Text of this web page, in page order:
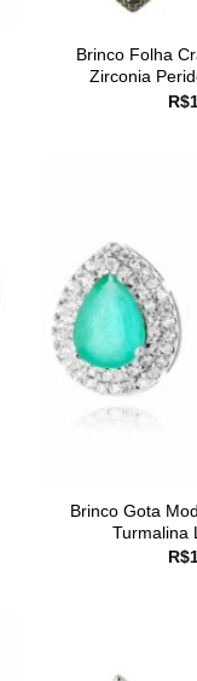
Brinco Folha
Zirconia
R$
Brinco Gota
Turmalina
R$